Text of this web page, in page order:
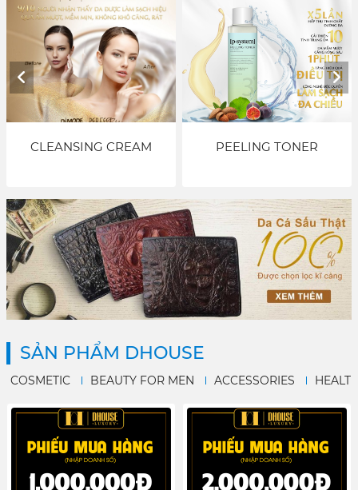
PEELING TONER DMaxx Energy Fomula
SẢN PHẨM DHOUSE
COSMETIC BEAUTY FOR MEN ACCESSORIES